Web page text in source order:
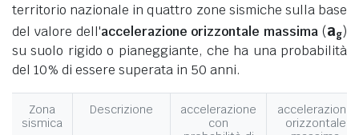
territorio nazionale in quattro zone sismiche sulla base
del valore dell'accelerazione orizzontale massima (ag)
su suolo rigido o pianeggiante, che ha una probabilità
del 10% di essere superata in 50 anni.
Zona
sismica
Descrizione
accelerazione
con
accelerazione
orizzontale